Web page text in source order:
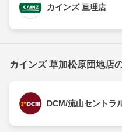
カインズ 亘理店
カインズ 草加松原団地店
DCM/流山セントラ